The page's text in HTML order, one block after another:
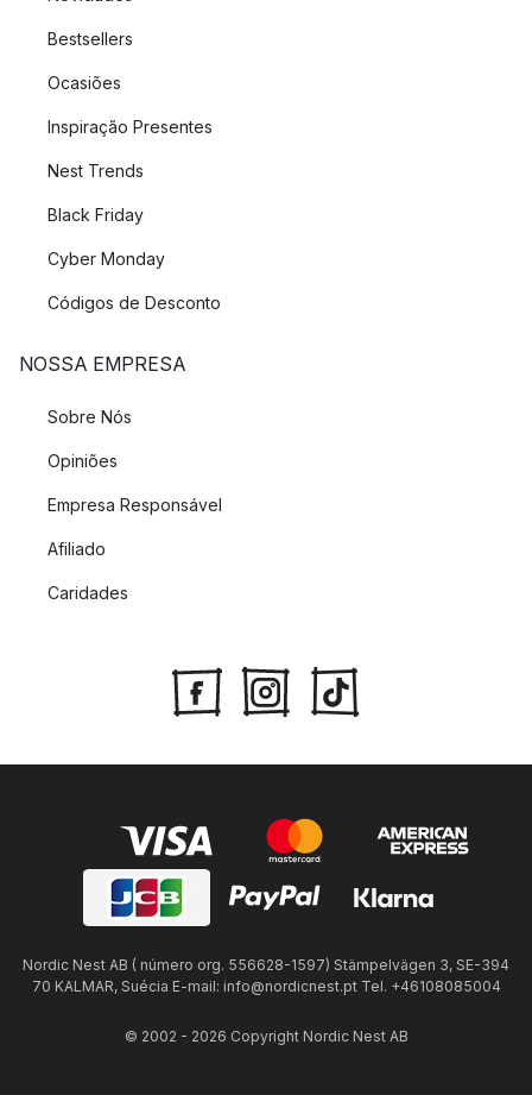
Bestsellers
Ocasiões
Inspiração Presentes
Nest Trends
Black Friday
Cyber Monday
Códigos de Desconto
NOSSA EMPRESA
Sobre Nós
Opiniões
Empresa Responsável
Afiliado
Caridades
Nordic Nest AB ( número org. 556628-1597) Stämpelvägen 3, SE-394
70 KALMAR, Suécia E-mail: info@nordicnest.pt Tel. +46108085004
© 2002 - 2026 Copyright Nordic Nest AB